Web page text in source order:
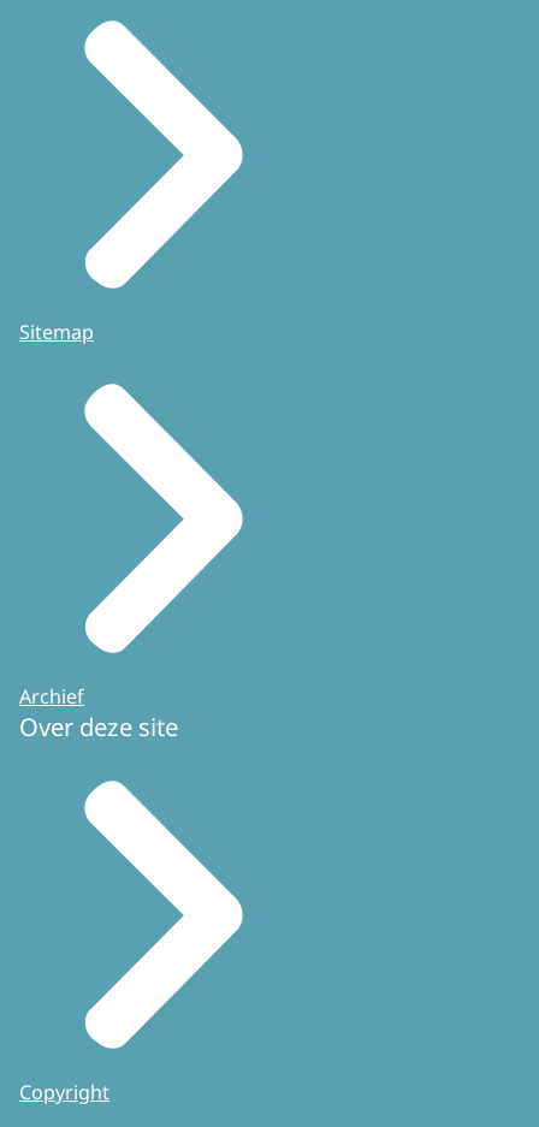
Sitemap
Archief
Over deze site
Copyright